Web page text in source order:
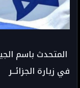
المتحدث باسم
في زيارة الجزائــر